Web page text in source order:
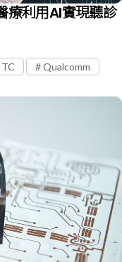
療利用AI實現聽診
Qualcomm